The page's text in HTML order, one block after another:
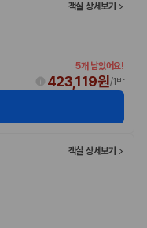
객실 상세보기
5개 남았어요!
423,119원/1박
객실 상세보기